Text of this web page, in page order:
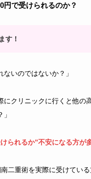
円で受けられるのか？
す！
ないのではないか？」
にクリニックに行くと他の
られるか”不安になる方が
二重術を実際に受けてい